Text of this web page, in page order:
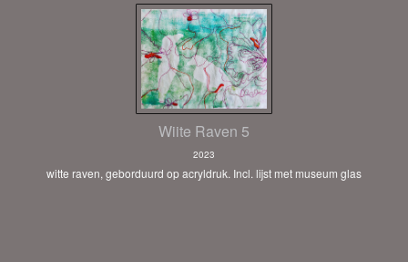
Wiite Raven 5
2023
witte raven, geborduurd op acryldruk. Incl. lijst met museum glas